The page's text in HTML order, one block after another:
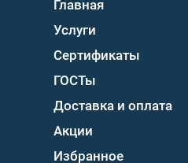
Главная
Услуги
Сертификаты
ГОСТы
Доставка и оплата
Акции
Избранное